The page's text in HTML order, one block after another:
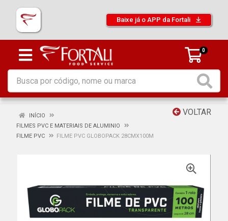
Baixe já o APP da Fortali
0
VOLTAR
INÍCIO
FILMES PVC E MATERIAIS DE ALUMINIO
FILME PVC
FILME PVC GLOBOPACK 28CMX100M